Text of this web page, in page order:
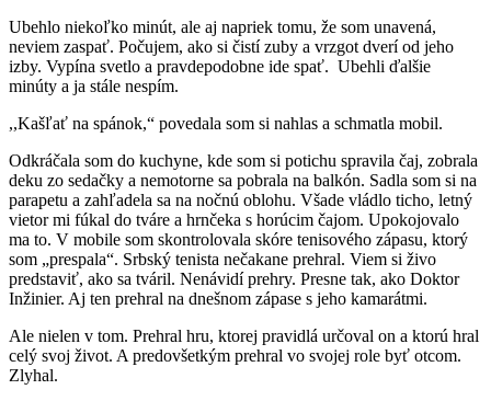
Ubehlo niekoľko minút, ale aj napriek tomu, že som unavená,
neviem zaspať. Počujem, ako si čistí zuby a vrzgot dverí od jeho
izby. Vypína svetlo a pravdepodobne ide spať. Ubehli ďalšie
minúty a ja stále nespím.
,,Kašľať na spánok,“ povedala som si nahlas a schmatla mobil.
Odkráčala som do kuchyne, kde som si potichu spravila čaj, zobrala
deku zo sedačky a nemotorne sa pobrala na balkón. Sadla som si na
parapetu a zahľadela sa na nočnú oblohu. Všade vládlo ticho, letný
vietor mi fúkal do tváre a hrnčeka s horúcim čajom. Upokojovalo
ma to. V mobile som skontrolovala skóre tenisového zápasu, ktorý
som „prespala“. Srbský tenista nečakane prehral. Viem si živo
predstaviť, ako sa tváril. Nenávidí prehry. Presne tak, ako Doktor
Inžinier. Aj ten prehral na dnešnom zápase s jeho kamarátmi.
Ale nielen v tom. Prehral hru, ktorej pravidlá určoval on a ktorú hral
celý svoj život. A predovšetkým prehral vo svojej role byť otcom.
Zlyhal.